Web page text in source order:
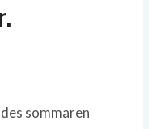
sommaren